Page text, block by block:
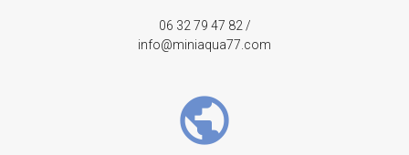
06 32 79 47 82 /
info@miniaqua77.com
public